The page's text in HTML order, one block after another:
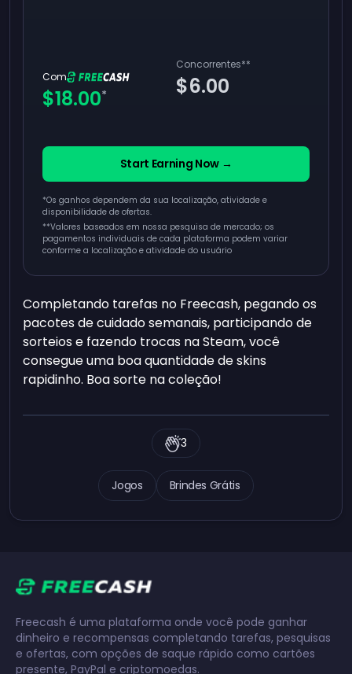
Com
$18.00*
Concorrentes**
$6.00
Start Earning Now →
*Os ganhos dependem da sua localização, atividade e
disponibilidade de ofertas.
**Valores baseados em nossa pesquisa de mercado; os
pagamentos individuais de cada plataforma podem variar
conforme a localização e atividade do usuário
Completando tarefas no Freecash, pegando os
pacotes de cuidado semanais, participando de
sorteios e fazendo trocas na Steam, você
consegue uma boa quantidade de skins
rapidinho. Boa sorte na coleção!
Jogos Brindes Grátis
3
Freecash é uma plataforma onde você pode ganhar
dinheiro e recompensas completando tarefas, pesquisas
e ofertas, com opções de saque rápido como cartões
presente, PayPal e criptomoedas.